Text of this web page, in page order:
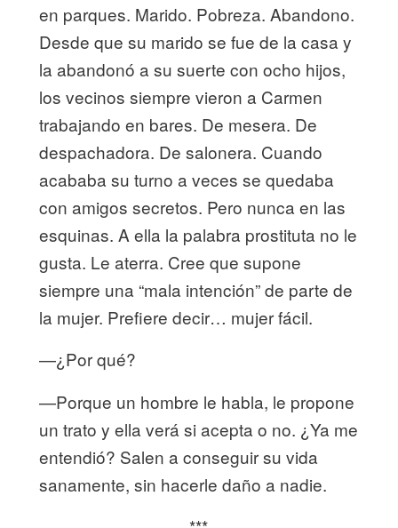
en parques. Marido. Pobreza. Abandono.
Desde que su marido se fue de la casa y
la abandonó a su suerte con ocho hijos,
los vecinos siempre vieron a Carmen
trabajando en bares. De mesera. De
despachadora. De salonera. Cuando
acababa su turno a veces se quedaba
con amigos secretos. Pero nunca en las
esquinas. A ella la palabra prostituta no le
gusta. Le aterra. Cree que supone
siempre una “mala intención” de parte de
la mujer. Prefiere decir… mujer fácil.
—¿Por qué?
—Porque un hombre le habla, le propone
un trato y ella verá si acepta o no. ¿Ya me
entendió? Salen a conseguir su vida
sanamente, sin hacerle daño a nadie.